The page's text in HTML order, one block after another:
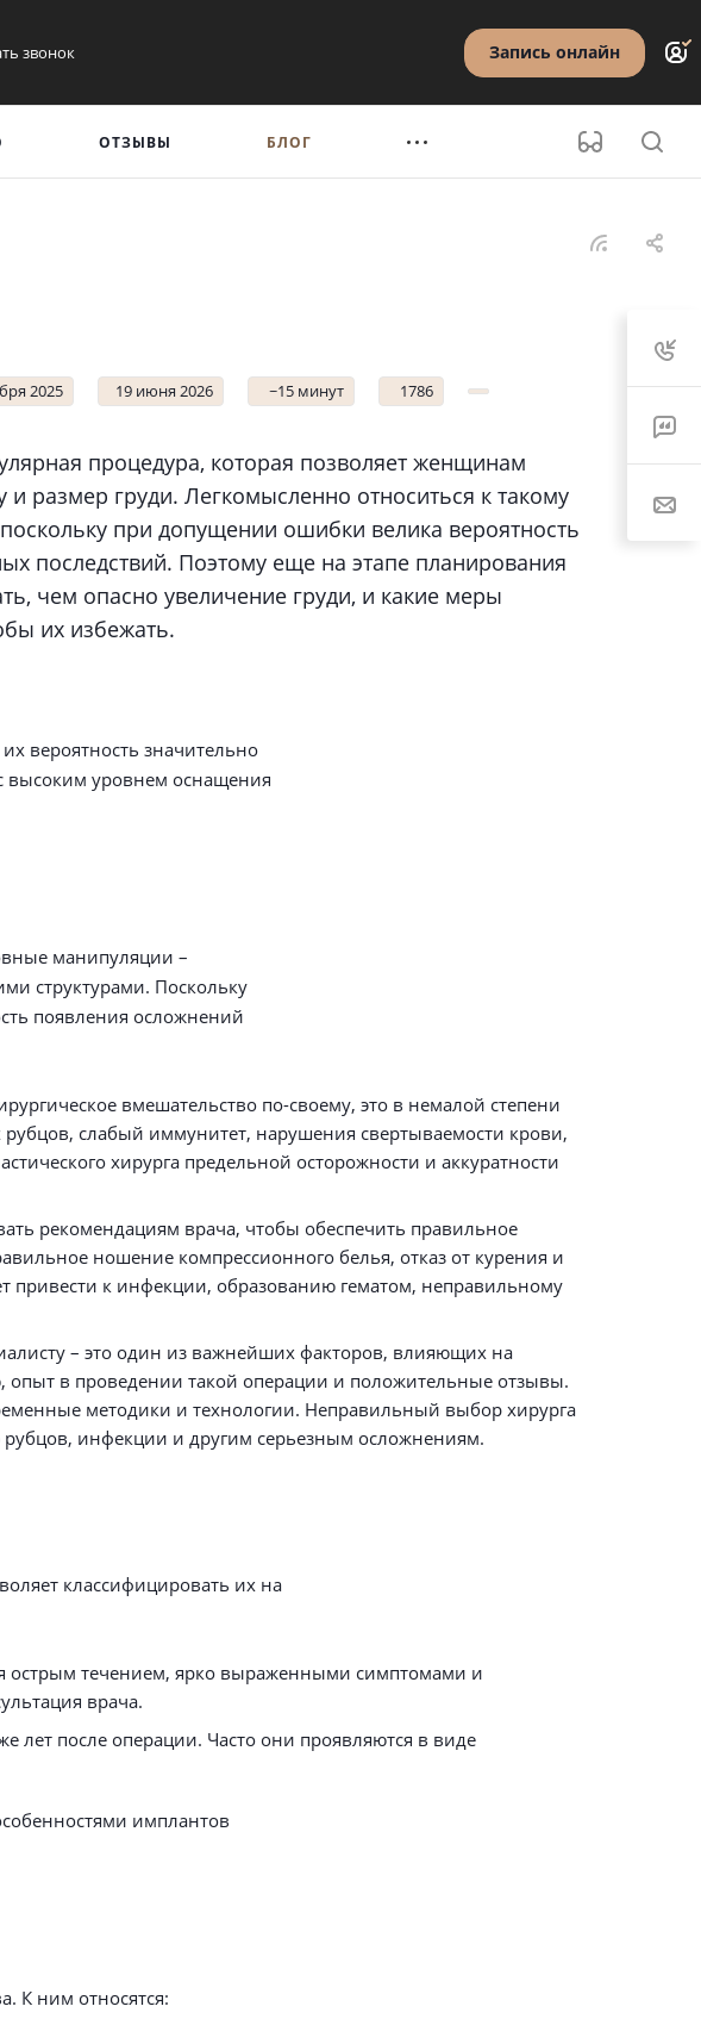
звонок Запись онлайн
ОТЗЫВЫ БЛОГ
2025 19 июня 2026 ~15 минут 1786
процедура, которая позволяет женщинам
размер груди. Легкомысленно относиться к такому
при допущении ошибки велика вероятность
последствий. Поэтому еще на этапе планирования
чем опасно увеличение груди, и какие меры
их избежать.
вероятность значительно
высоким уровнем оснащения
манипуляции –
структурами. Поскольку
появления осложнений
вмешательство по-своему, это в немалой степени
слабый иммунитет, нарушения свертываемости крови,
хирурга предельной осторожности и аккуратности
рекомендациям врача, чтобы обеспечить правильное
ношение компрессионного белья, отказ от курения и
привести к инфекции, образованию гематом, неправильному
– это один из важнейших факторов, влияющих на
опыт в проведении такой операции и положительные отзывы.
методики и технологии. Неправильный выбор хирурга
инфекции и другим серьезным осложнениям.
классифицировать их на
острым течением, ярко выраженными симптомами и
врача.
лет после операции. Часто они проявляются в виде
имплантов
К ним относятся: